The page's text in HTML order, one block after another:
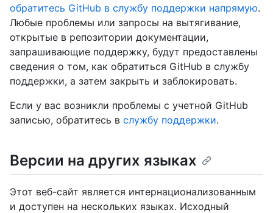
обратитесь GitHub в службу поддержки напрямую.
Любые проблемы или запросы на вытягивание,
открытые в репозитории документации,
запрашивающие поддержку, будут предоставлены
сведения о том, как обратиться GitHub в службу
поддержки, а затем закрыть и заблокировать.
Если у вас возникли проблемы с учетной GitHub
записью, обратитесь в службу поддержки.
Версии на других языках
Этот веб-сайт является интернационализованным
и доступен на нескольких языках. Исходный